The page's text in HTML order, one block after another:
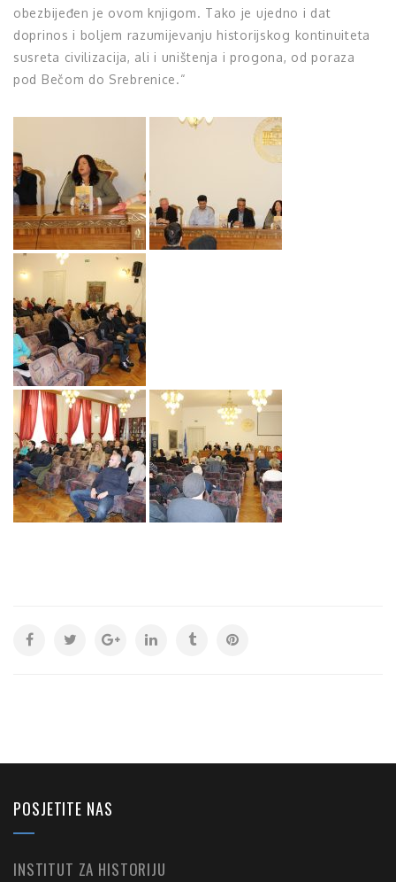
obezbijeđen je ovom knjigom. Tako je ujedno i dat
doprinos i boljem razumijevanju historijskog kontinuiteta
susreta civilizacija, ali i uništenja i progona, od poraza
pod Bečom do Srebrenice.“
POSJETITE NAS
INSTITUT ZA HISTORIJU